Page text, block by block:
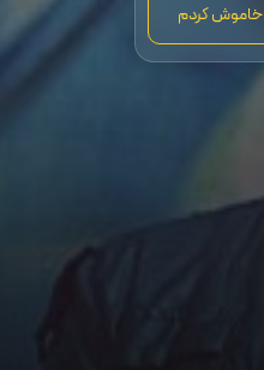
خاموش کردم